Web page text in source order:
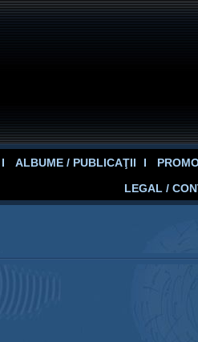
ALBUME / PUBLICAŢII
LEGAL /